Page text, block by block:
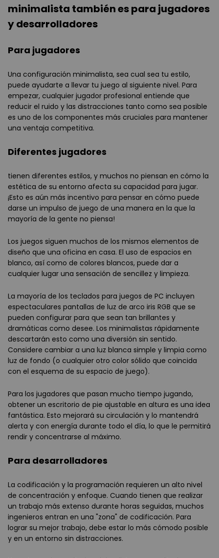
minimalista también es para jugadores
y desarrolladores
Para jugadores
Una configuración minimalista, sea cual sea tu estilo,
puede ayudarte a llevar tu juego al siguiente nivel. Para
empezar, cualquier jugador profesional entiende que
reducir el ruido y las distracciones tanto como sea posible
es uno de los componentes más cruciales para mantener
una ventaja competitiva.
Diferentes jugadores
tienen diferentes estilos, y muchos no piensan en cómo la
estética de su entorno afecta su capacidad para jugar.
¡Esto es aún más incentivo para pensar en cómo puede
darse un impulso de juego de una manera en la que la
mayoría de la gente no piensa!
Los juegos siguen muchos de los mismos elementos de
diseño que una oficina en casa. El uso de espacios en
blanco, así como de colores blancos, puede dar a
cualquier lugar una sensación de sencillez y limpieza.
La mayoría de los teclados para juegos de PC incluyen
espectaculares pantallas de luz de arco iris RGB que se
pueden configurar para que sean tan brillantes y
dramáticas como desee. Los minimalistas rápidamente
descartarán esto como una diversión sin sentido.
Considere cambiar a una luz blanca simple y limpia como
luz de fondo (o cualquier otro color sólido que coincida
con el esquema de su espacio de juego).
Para los jugadores que pasan mucho tiempo jugando,
obtener un escritorio de pie ajustable en altura es una idea
fantástica. Esto mejorará su circulación y lo mantendrá
alerta y con energía durante todo el día, lo que le permitirá
rendir y concentrarse al máximo.
Para desarrolladores
La codificación y la programación requieren un alto nivel
de concentración y enfoque. Cuando tienen que realizar
un trabajo más extenso durante horas seguidas, muchos
ingenieros entran en una "zona" de codificación. Para
lograr su mejor trabajo, debe estar lo más cómodo posible
y en un entorno sin distracciones.